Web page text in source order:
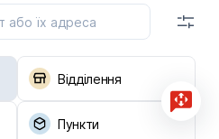
Відділення
Пункти